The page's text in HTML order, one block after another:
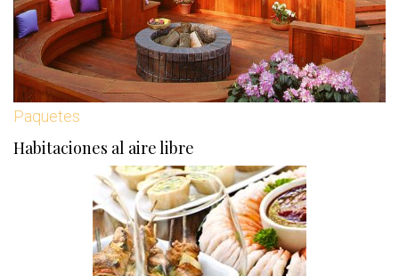
Paquetes
Habitaciones al aire libre